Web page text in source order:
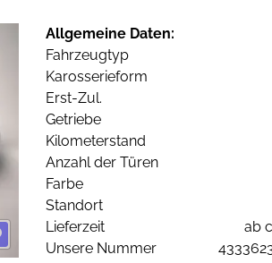
Allgemeine Daten:
Fahrzeugtyp
Karosserieform
Erst-Zul.
Getriebe
Kilometerstand
Anzahl der Türen
Farbe
Standort
Lieferzeit
ab
Unsere Nummer